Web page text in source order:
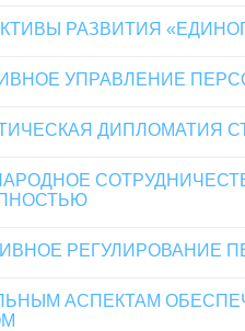
РАЗВИТИЯ
УПРАВЛЕНИЕ
ДИПЛОМАТИЯ
РЕГУЛИРОВАНИЕ
АСПЕКТАМ